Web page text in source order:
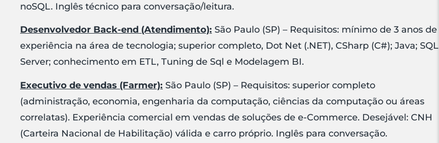
noSQL. Inglês técnico para conversação/leitura.
Desenvolvedor Back-end (Atendimento): São Paulo (SP) – Requisitos: mínimo de 3 anos de
experiência na área de tecnologia; superior completo, Dot Net (.NET), CSharp (C#); Java; SQL
Server; conhecimento em ETL, Tuning de Sql e Modelagem BI.
Executivo de vendas (Farmer): São Paulo (SP) – Requisitos: superior completo
(administração, economia, engenharia da computação, ciências da computação ou áreas
correlatas). Experiência comercial em vendas de soluções de e-Commerce. Desejável: CNH
(Carteira Nacional de Habilitação) válida e carro próprio. Inglês para conversação.